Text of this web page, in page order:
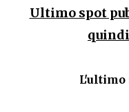
Ultimo spot
L'ultimo